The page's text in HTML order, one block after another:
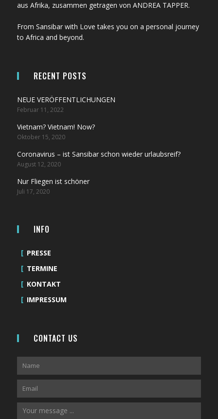
aus Afrika, zusammen getragen von ANDREA TAPPER.
From Sansibar with Love takes you on a personal journey
to Africa and beyond.
RECENT POSTS
NEUE VERÖFFENTLICHUNGEN
Februar 11, 2022
Vietnam? Vietnam! Now?
Oktober 15, 2020
Coronavirus – ist Sansibar schon wieder urlaubsreif?
August 12, 2020
Nur Fliegen ist schöner
Juli 17, 2020
INFO
PRESSE
TERMINE
KONTAKT
IMPRESSUM
CONTACT US